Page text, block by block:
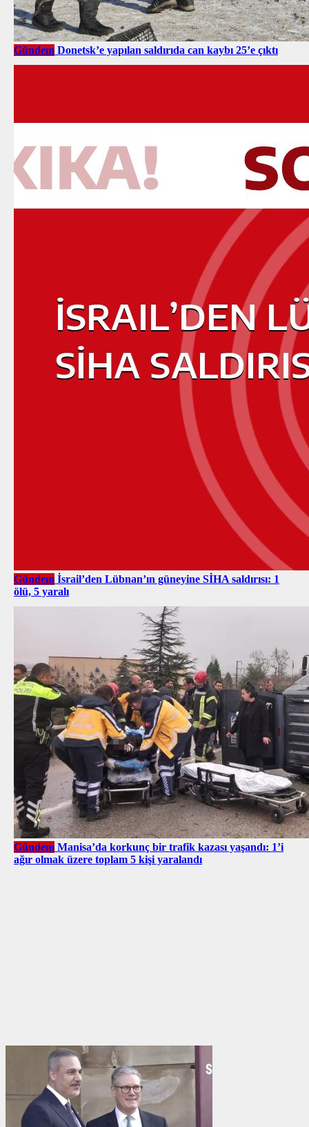
Gündem Donetsk’e yapılan saldırıda can kaybı 25’e çıktı
Gündem İsrail’den Lübnan’ın güneyine SİHA saldırısı: 1
ölü, 5 yaralı
Gündem Manisa’da korkunç bir trafik kazası yaşandı: 1’i
ağır olmak üzere toplam 5 kişi yaralandı